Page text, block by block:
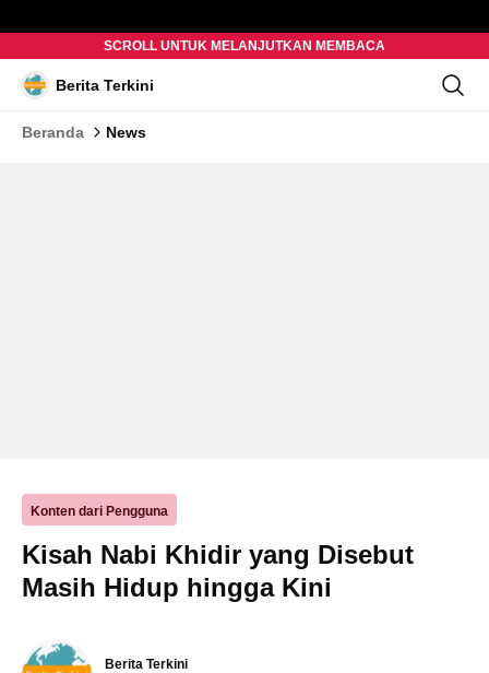
SCROLL UNTUK MELANJUTKAN MEMBACA
Berita Terkini
Beranda News
Konten dari Pengguna
Kisah Nabi Khidir yang Disebut
Masih Hidup hingga Kini
Berita Terkini